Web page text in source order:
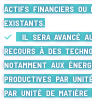
ACTIFS FINANCIERS OU
EXISTANTS.
IL SERA AVANCÉ
RECOURS À DES
NOTAMMENT AUX
PRODUCTIVES PAR
PAR UNITÉ DE MATIÈRE